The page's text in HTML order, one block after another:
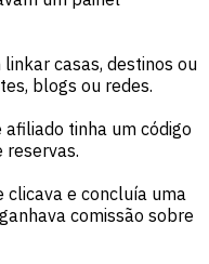
casas, destinos ou
blogs ou redes.
afiliado tinha um código
reservas.
clicava e concluía uma
comissão sobre